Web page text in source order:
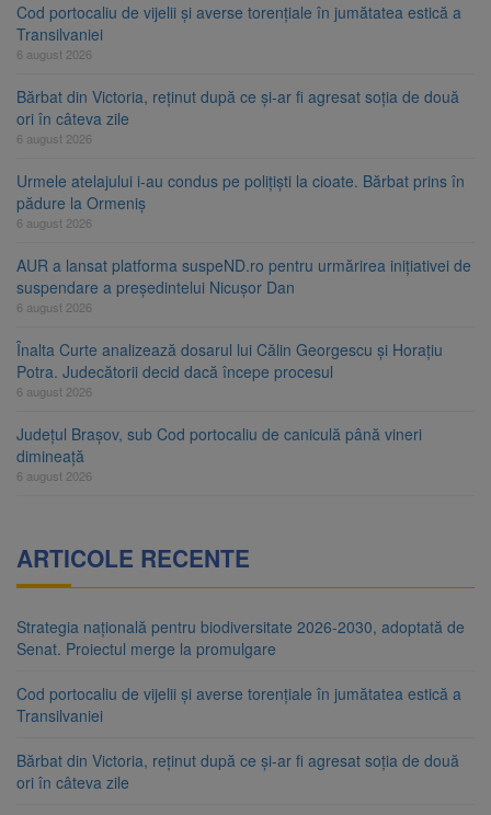
Cod portocaliu de vijelii și averse torențiale în jumătatea estică a
Transilvaniei
6 august 2026
Bărbat din Victoria, reținut după ce și-ar fi agresat soția de două
ori în câteva zile
6 august 2026
Urmele atelajului i-au condus pe polițiști la cioate. Bărbat prins în
pădure la Ormeniș
6 august 2026
AUR a lansat platforma suspeND.ro pentru urmărirea inițiativei de
suspendare a președintelui Nicușor Dan
6 august 2026
Înalta Curte analizează dosarul lui Călin Georgescu și Horațiu
Potra. Judecătorii decid dacă începe procesul
6 august 2026
Județul Brașov, sub Cod portocaliu de caniculă până vineri
dimineață
6 august 2026
ARTICOLE RECENTE
Strategia națională pentru biodiversitate 2026-2030, adoptată de
Senat. Proiectul merge la promulgare
Cod portocaliu de vijelii și averse torențiale în jumătatea estică a
Transilvaniei
Bărbat din Victoria, reținut după ce și-ar fi agresat soția de două
ori în câteva zile